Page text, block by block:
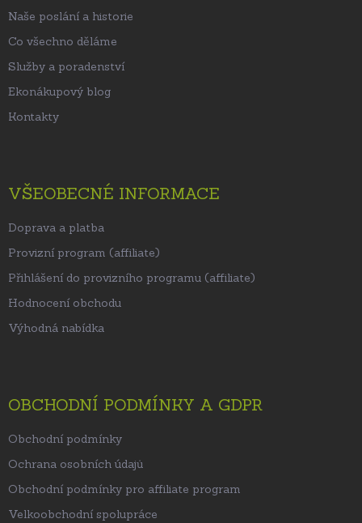
Naše poslání a historie
Co všechno děláme
Služby a poradenství
Ekonákupový blog
Kontakty
VŠEOBECNÉ INFORMACE
Doprava a platba
Provizní program (affiliate)
Přihlášení do provizního programu (affiliate)
Hodnocení obchodu
Výhodná nabídka
OBCHODNÍ PODMÍNKY A GDPR
Obchodní podmínky
Ochrana osobních údajů
Obchodní podmínky pro affiliate program
Velkoobchodní spolupráce